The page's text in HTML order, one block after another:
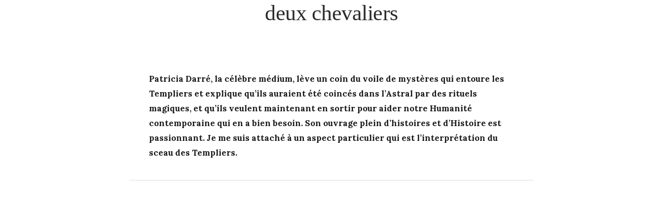
deux chevaliers
Patricia Darré, la célèbre médium, lève un coin du voile de mystères qui entoure les
Templiers et explique qu’ils auraient été coincés dans l’Astral par des rituels
magiques, et qu’ils veulent maintenant en sortir pour aider notre Humanité
contemporaine qui en a bien besoin. Son ouvrage plein d’histoires et d’Histoire est
passionnant. Je me suis attaché à un aspect particulier qui est l’interprétation du
sceau des Templiers.